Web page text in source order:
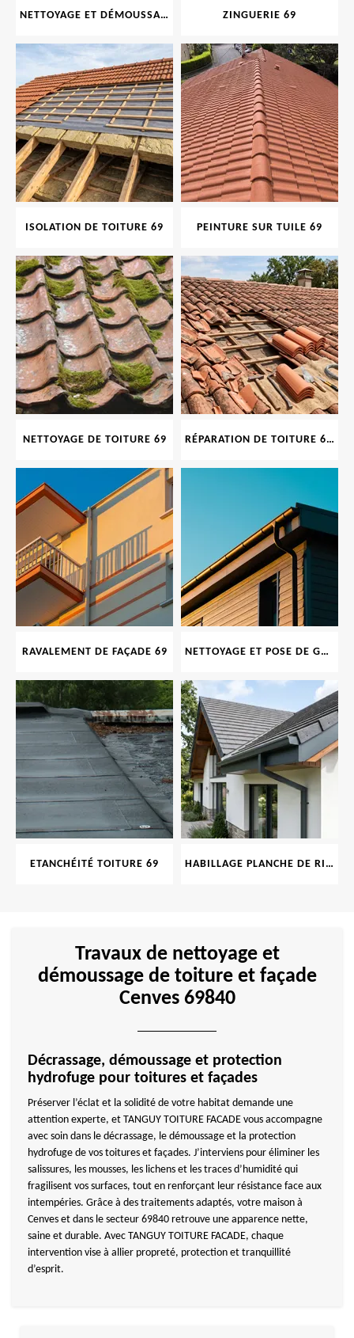
NETTOYAGE ET DÉMOUSSAGE DE TOITURE ET FAÇADE 69 ZINGUERIE 69
ISOLATION DE TOITURE 69 PEINTURE SUR TUILE 69
NETTOYAGE DE TOITURE 69 RÉPARATION DE TOITURE 69 RHONE, TUILES CASSÉES OU ABIMÉES
RAVALEMENT DE FAÇADE 69 NETTOYAGE ET POSE DE GOUTTIÈRE 69
ETANCHÉITÉ TOITURE 69 HABILLAGE PLANCHE DE RIVE 69
Travaux de nettoyage et
démoussage de toiture et façade
Cenves 69840
Décrassage, démoussage et protection
hydrofuge pour toitures et façades
Préserver l’éclat et la solidité de votre habitat demande une
attention experte, et TANGUY TOITURE FACADE vous accompagne
avec soin dans le décrassage, le démoussage et la protection
hydrofuge de vos toitures et façades. J’interviens pour éliminer les
salissures, les mousses, les lichens et les traces d’humidité qui
fragilisent vos surfaces, tout en renforçant leur résistance face aux
intempéries. Grâce à des traitements adaptés, votre maison à
Cenves et dans le secteur 69840 retrouve une apparence nette,
saine et durable. Avec TANGUY TOITURE FACADE, chaque
intervention vise à allier propreté, protection et tranquillité
d’esprit.